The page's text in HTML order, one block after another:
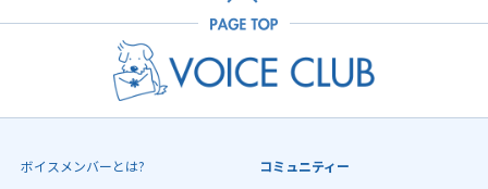
ボイスメンバーとは? コミュニティー